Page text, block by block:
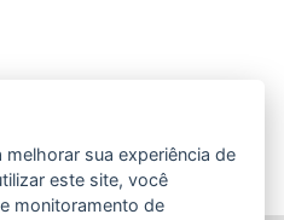
sua experiência de
este site, você
monitoramento de